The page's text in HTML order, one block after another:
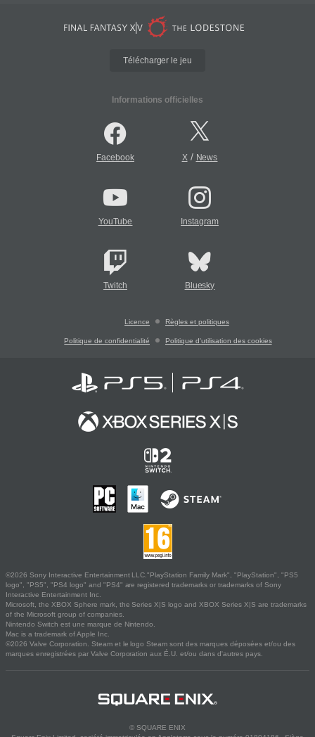
Télécharger le jeu
Informations officielles
Facebook X/ News
YouTube Instagram
Twitch Bluesky
Licence Règles et politiques
Politique de confidentialité Politique d'utilisation des cookies
©2026 Sony Interactive Entertainment LLC."PlayStation Family Mark", "PlayStation", "PS5
logo", "PS5", "PS4 logo" and "PS4" are registered trademarks or trademarks of Sony
Interactive Entertainment Inc.
Microsoft, the XBOX Sphere mark, the Series X|S logo and XBOX Series X|S are trademarks
of the Microsoft group of companies.
Nintendo Switch est une marque de Nintendo.
Mac is a trademark of Apple Inc.
©2026 Valve Corporation. Steam et le logo Steam sont des marques déposées et/ou des
marques enregistrées par Valve Corporation aux É.U. et/ou dans d'autres pays.
© SQUARE ENIX